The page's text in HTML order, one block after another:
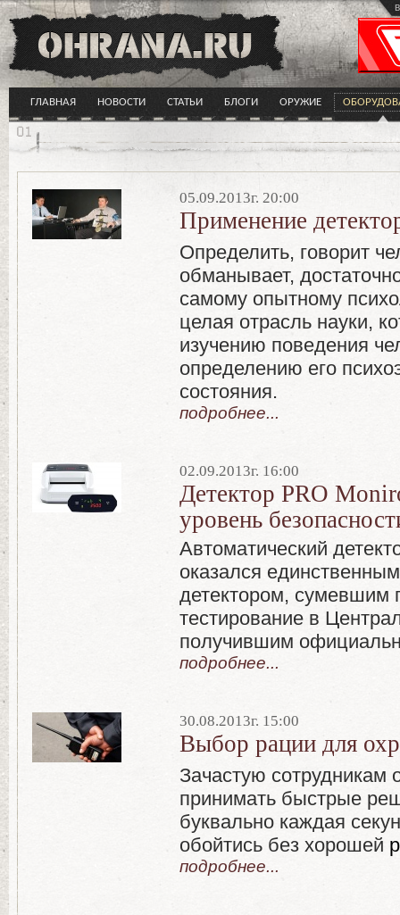
ГЛАВНАЯ НОВОСТИ СТАТЬИ БЛОГИ ОРУЖИЕ
05.09.2013г. 20:00
Применение
Определить, говорит
обманывает,
самому опытному
целая отрасль науки,
изучению поведения
определению его
состояния.
подробнее...
02.09.2013г. 16:00
Детектор PRO
уровень
Автоматический
оказался
детектором, сумевшим
тестирование в
получившим
подробнее...
30.08.2013г. 15:00
Выбор рации для
Зачастую сотрудникам
принимать быстрые
буквально каждая
обойтись без хорошей
подробнее...